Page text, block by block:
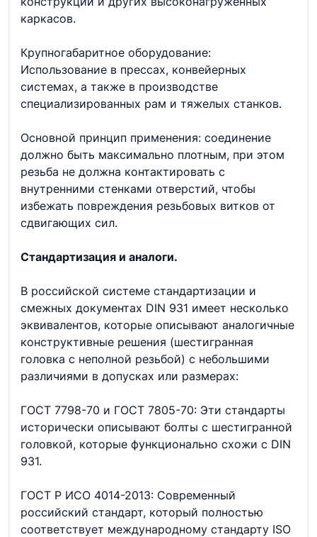
каркасов.
Крупногабаритное оборудование:
Использование в прессах, конвейерных
системах, а также в производстве
специализированных рам и тяжелых станков.
Основной принцип применения: соединение
должно быть максимально плотным, при этом
резьба не должна контактировать с
внутренними стенками отверстий, чтобы
избежать повреждения резьбовых витков от
сдвигающих сил.
Стандартизация и аналоги.
В российской системе стандартизации и
смежных документах DIN 931 имеет несколько
эквивалентов, которые описывают аналогичные
конструктивные решения (шестигранная
головка с неполной резьбой) с небольшими
различиями в допусках или размерах:
ГОСТ 7798-70 и ГОСТ 7805-70: Эти стандарты
исторически описывают болты с шестигранной
головкой, которые функционально схожи с DIN
931.
ГОСТ Р ИСО 4014-2013: Современный
российский стандарт, который полностью
соответствует международному стандарту ISO